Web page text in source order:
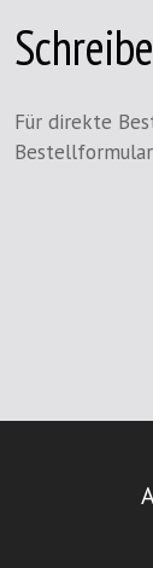
Für direkte